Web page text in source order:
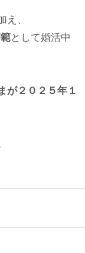
、
として婚活中
が２０２５年１